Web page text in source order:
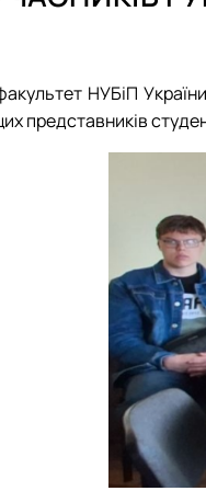
НУБіП
представників